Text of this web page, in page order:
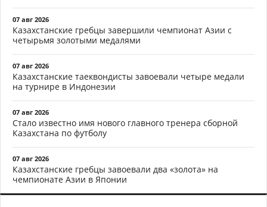
07 авг 2026
Казахстанские гребцы завершили чемпионат Азии с
четырьмя золотыми медалями
07 авг 2026
Казахстанские таеквондисты завоевали четыре медали
на турнире в Индонезии
07 авг 2026
Стало известно имя нового главного тренера сборной
Казахстана по футболу
07 авг 2026
Казахстанские гребцы завоевали два «золота» на
чемпионате Азии в Японии